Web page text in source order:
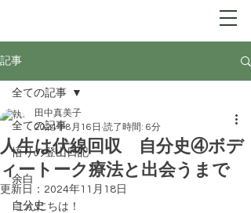
記事
全ての記事
悟りの登山日記
余白
自分史
全ての記事
人生は伏線回収 自分史④ボデ
ィートーク療法と出会うまで
田中真美子
2024年8月16日 読了時間: 6分
更新日： 2024年11月18日
こんにちは！